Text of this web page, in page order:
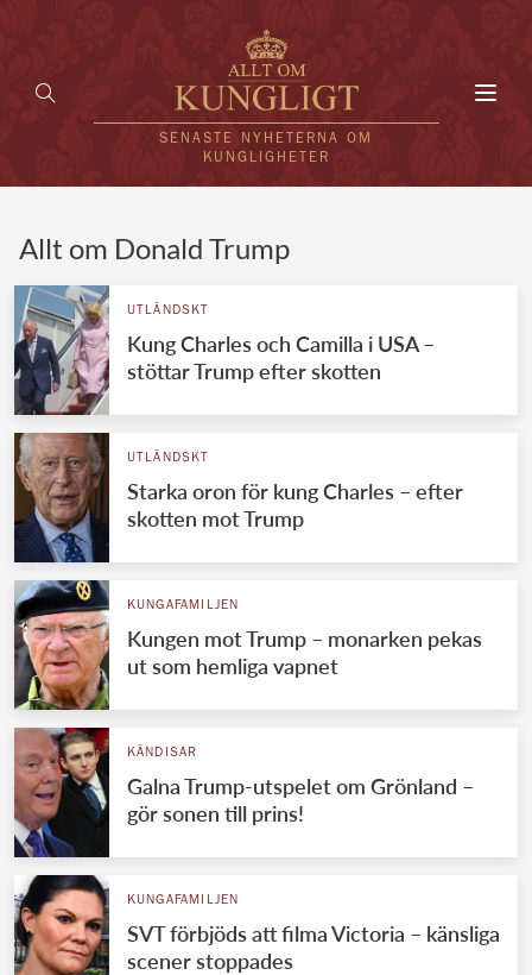
SENASTE NYHETERNA OM
KUNGLIGHETER
UTLÄNDSKT
VÄRLDENS KUNGAHUS
Svenska kungahuset
Brittiska kungahuset
Danska kungahuset
Spanska kungahuset
Jordanska kungahuset
Luxemburgska storhertighuset
Japanska kejsarhuset
Thailändska kungahuset
Marockanska kungahuset
REDAKTION
Allt om Donald Trump
UTLÄNDSKT
Kung Charles och Camilla i USA –
stöttar Trump efter skotten
UTLÄNDSKT
Starka oron för kung Charles – efter
skotten mot Trump
KUNGAFAMILJEN
Kungen mot Trump – monarken pekas
ut som hemliga vapnet
KÄNDISAR
Galna Trump-utspelet om Grönland –
gör sonen till prins!
KUNGAFAMILJEN
SVT förbjöds att filma Victoria – känsliga
scener stoppades